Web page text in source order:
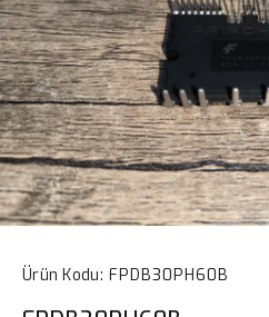
Ürün Kodu: FPDB30PH60B